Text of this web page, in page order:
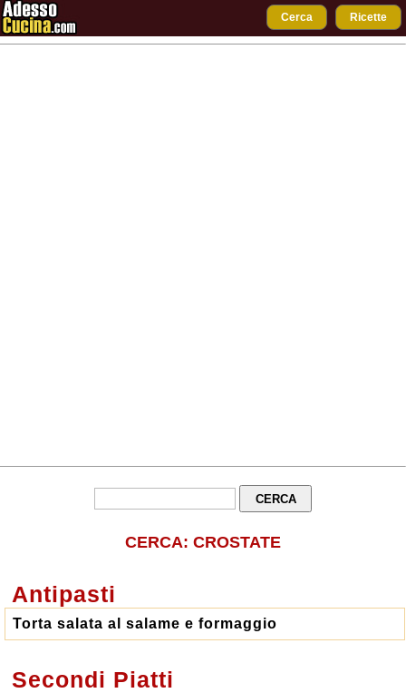
Cerca Ricette
CERCA: CROSTATE
Antipasti
Torta salata al salame e formaggio
Secondi Piatti